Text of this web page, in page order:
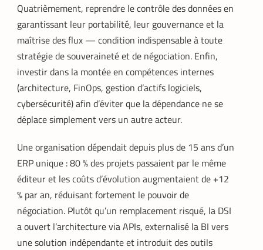
Quatrièmement, reprendre le contrôle des données en
garantissant leur portabilité, leur gouvernance et la
maîtrise des flux — condition indispensable à toute
stratégie de souveraineté et de négociation. Enfin,
investir dans la montée en compétences internes
(architecture, FinOps, gestion d’actifs logiciels,
cybersécurité) afin d’éviter que la dépendance ne se
déplace simplement vers un autre acteur.
Une organisation dépendait depuis plus de 15 ans d’un
ERP unique : 80 % des projets passaient par le même
éditeur et les coûts d’évolution augmentaient de +12
% par an, réduisant fortement le pouvoir de
négociation. Plutôt qu’un remplacement risqué, la DSI
a ouvert l’architecture via APIs, externalisé la BI vers
une solution indépendante et introduit des outils